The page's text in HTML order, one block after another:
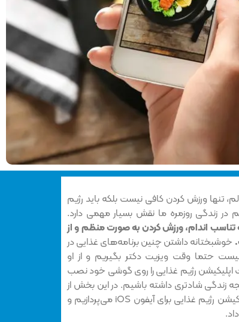
تنها ورزش کردن کافی نیست بلکه باید رژیم
زندگی روزمره ما نقش بسیار مهمی دارد.
اندام،‌ ورزش کردن به صورت منظم و از
خوشبختانه داشتن چنین برنامه‌های غذایی در
نیست حتما وقت ویزیت دکتر بگیریم و از او
اپلیکیشن رژیم غذایی را روی گوشی خود نصب
زندگی شادتری داشته باشیم. در این بخش از
به معرفی 8 مورد از بهترین‌های اپلیکیشن‌ رژیم غذایی برای آیفون iOS می‌پردازیم و